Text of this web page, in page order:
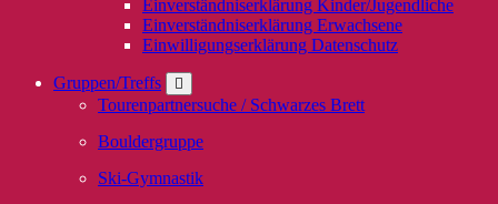
Einverständniserklärung Kinder/Jugendliche
Einverständniserklärung Erwachsene
Einwilligungserklärung Datenschutz
Gruppen/Treffs
Tourenpartnersuche / Schwarzes Brett
Bouldergruppe
Ski-Gymnastik